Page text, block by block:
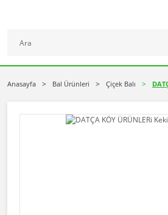
Anasayfa Bal Ürünleri Çiçek Balı